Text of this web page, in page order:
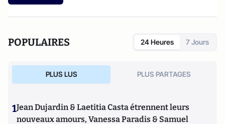
POPULAIRES 24 Heures 7 Jours
PLUS LUS PLUS PARTAGES
1Jean Dujardin & Laetitia Casta étrennent leurs
nouveaux amours, Vanessa Paradis & Samuel